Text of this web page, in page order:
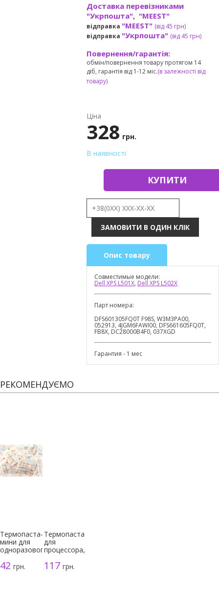
Доставка перевізниками
"Укрпошта", "MEEST"
відправка "MEEST" (від 45 грн)
відправка "Укрпошта" (від 45 грн)
Повернення/гарантія:
обмін/повернення товару протягом 14
діб, гарантія від 1-12 міс.(в залежності від
товару)
Ціна
328 грн.
В наявності
КУПИТИ
Опис товару
Совместимые модели:
Dell XPS L501X, Dell XPS L502X
Парт номера:
DFS601305FQ0T F98S, W3M3PA00,
052913, 4JGM6FAWI00, DFS661605FQ0T,
FB8X, DC28000B4F0, 037XGD
Гарантия - 1 мес
РЕКОМЕНДУЄМО
Термопаста-
мини для
одноразового
42 грн.
Термопаста
для
процессора,
117грн.